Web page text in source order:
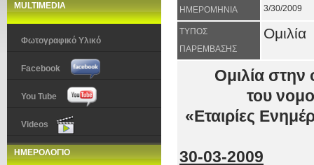
MULTIMEDIA
Φωτογραφικό Υλικό
Facebook
You Tube
Videos
ΗΜΕΡΟΛΟΓΙΟ
ΗΜΕΡΟΜΗΝΙΑ 3/30/2009
ΤΥΠΟΣ
ΠΑΡΕΜΒΑΣΗΣ
Ομιλία
Ομιλία στην
του
«Εταιρίες
30-03-2009